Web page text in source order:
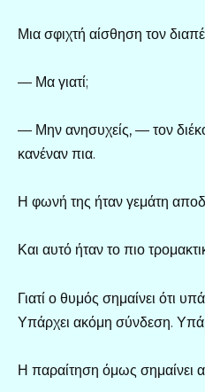
Μια σφιχτή αίσθηση τον
— Μα γιατί;
— Μην ανησυχείς, — τον
κανέναν πια.
Η φωνή της ήταν γεμάτη
Και αυτό ήταν το πιο
Γιατί ο θυμός σημαίνει ότι
Υπάρχει ακόμη σύνδεση.
Η παραίτηση όμως σημαίνει